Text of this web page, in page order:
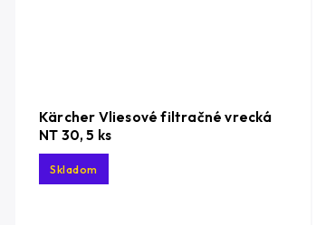
Kärcher Vliesové filtračné vrecká
NT 30, 5 ks
Skladom